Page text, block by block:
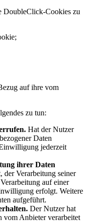
DoubleClick-Cookies zu
auf ihre vom
zu tun:
Hat der Nutzer
Daten
jederzeit
ihrer Daten
der Verarbeitung seiner
auf einer
erfolgt. Weitere
aufgeführt.
Der Nutzer hat
vom Anbieter verarbeitet